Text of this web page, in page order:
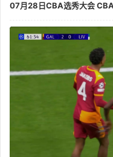
07月28日CBA选秀大会 CBA